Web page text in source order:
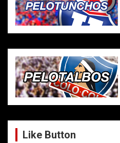
Like Button